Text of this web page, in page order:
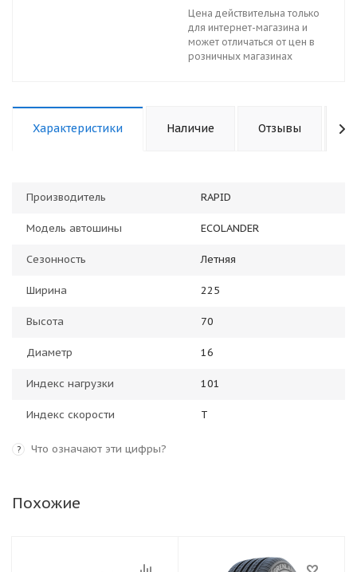
Цена действительна только
для интернет-магазина и
может отличаться от цен в
розничных магазинах
Характеристики Наличие Отзывы
Производитель RAPID
Модель автошины ECOLANDER
Сезонность Летняя
Ширина 225
Высота 70
Диаметр 16
Индекс нагрузки 101
Индекс скорости T
? Что означают эти цифры?
Похожие